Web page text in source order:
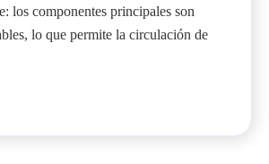
los componentes principales son
lo que permite la circulación de